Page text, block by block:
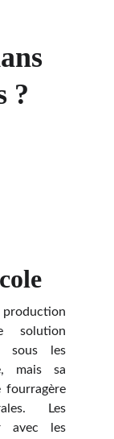
?
solution
sous les
mais sa
fourragère
Les
avec les